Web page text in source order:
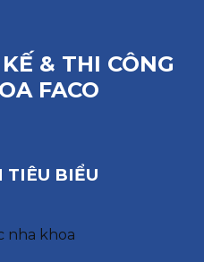
& THI CÔNG
FACO
TIÊU BIỂU